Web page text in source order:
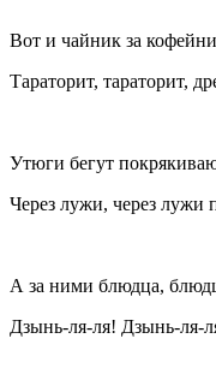
Вот и чайник за
Тараторит, тараторит,
Утюги бегут
Через лужи, через лужи
А за ними блюдца,
Дзынь-ля-ля! Дзынь-ля-